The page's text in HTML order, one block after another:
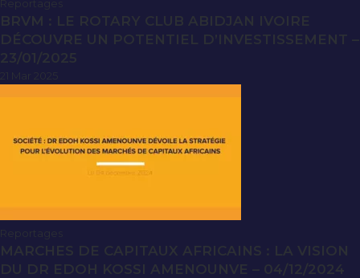
BRVM : LE ROTARY CLUB ABIDJAN IVOIRE
DÉCOUVRE UN POTENTIEL D’INVESTISSEMENT –
23/01/2025
MARCHES DE CAPITAUX AFRICAINS : LA VISION
DU DR EDOH KOSSI AMENOUNVE – 04/12/2024